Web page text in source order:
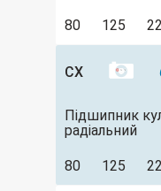
80 125 22
CX
Підшипник
радіальний
80 125 22